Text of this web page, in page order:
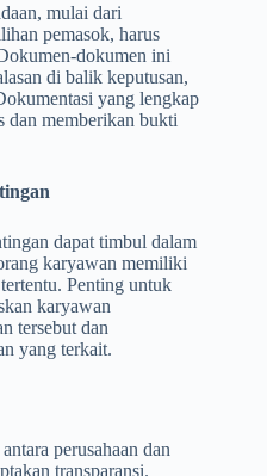
mulai dari
pemasok, harus
dokumen ini
di balik keputusan,
yang lengkap
dan memberikan bukti
dapat timbul dalam
karyawan memiliki
Penting untuk
karyawan
tersebut dan
yang terkait.
perusahaan dan
transparansi.